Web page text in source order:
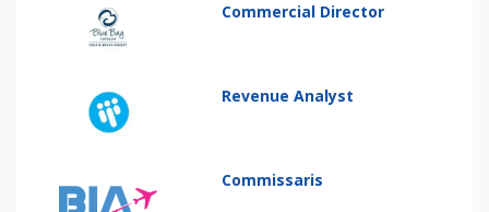
Commercial Director
Revenue Analyst
Commissaris